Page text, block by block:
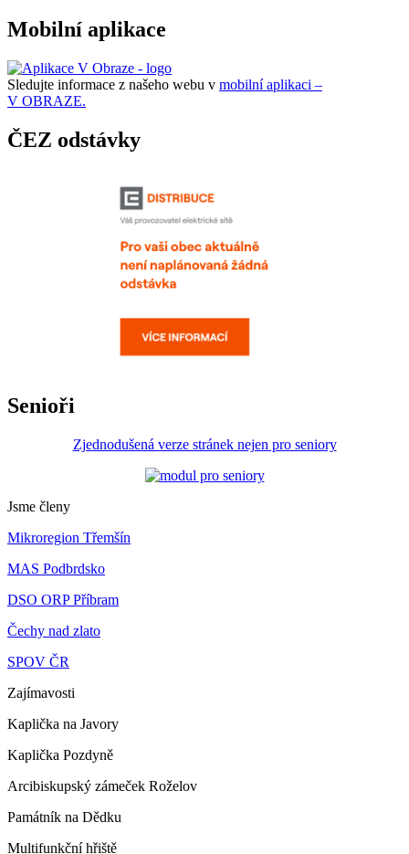
Mobilní aplikace
Sledujte informace z našeho webu v mobilní aplikaci –
V OBRAZE.
ČEZ odstávky
Senioři
Zjednodušená verze stránek nejen pro seniory
Jsme členy
Mikroregion Třemšín
MAS Podbrdsko
DSO ORP Příbram
Čechy nad zlato
SPOV ČR
Zajímavosti
Kaplička na Javory
Kaplička Pozdyně
Arcibiskupský zámeček Roželov
Památník na Dědku
Multifunkční hřiště